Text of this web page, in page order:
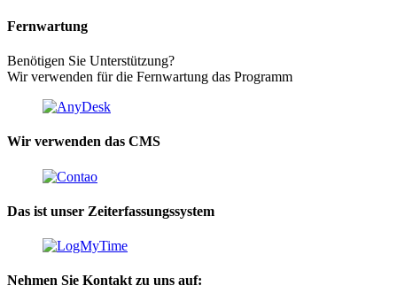
Fernwartung
Benötigen Sie Unterstützung?
Wir verwenden für die Fernwartung das Programm
Wir verwenden das CMS
Das ist unser Zeiterfassungssystem
Nehmen Sie Kontakt zu uns auf: